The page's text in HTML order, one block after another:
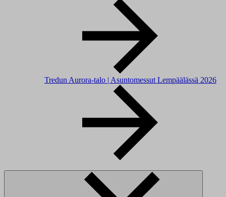
Tredun Aurora-talo | Asuntomessut Lempäälässä 2026